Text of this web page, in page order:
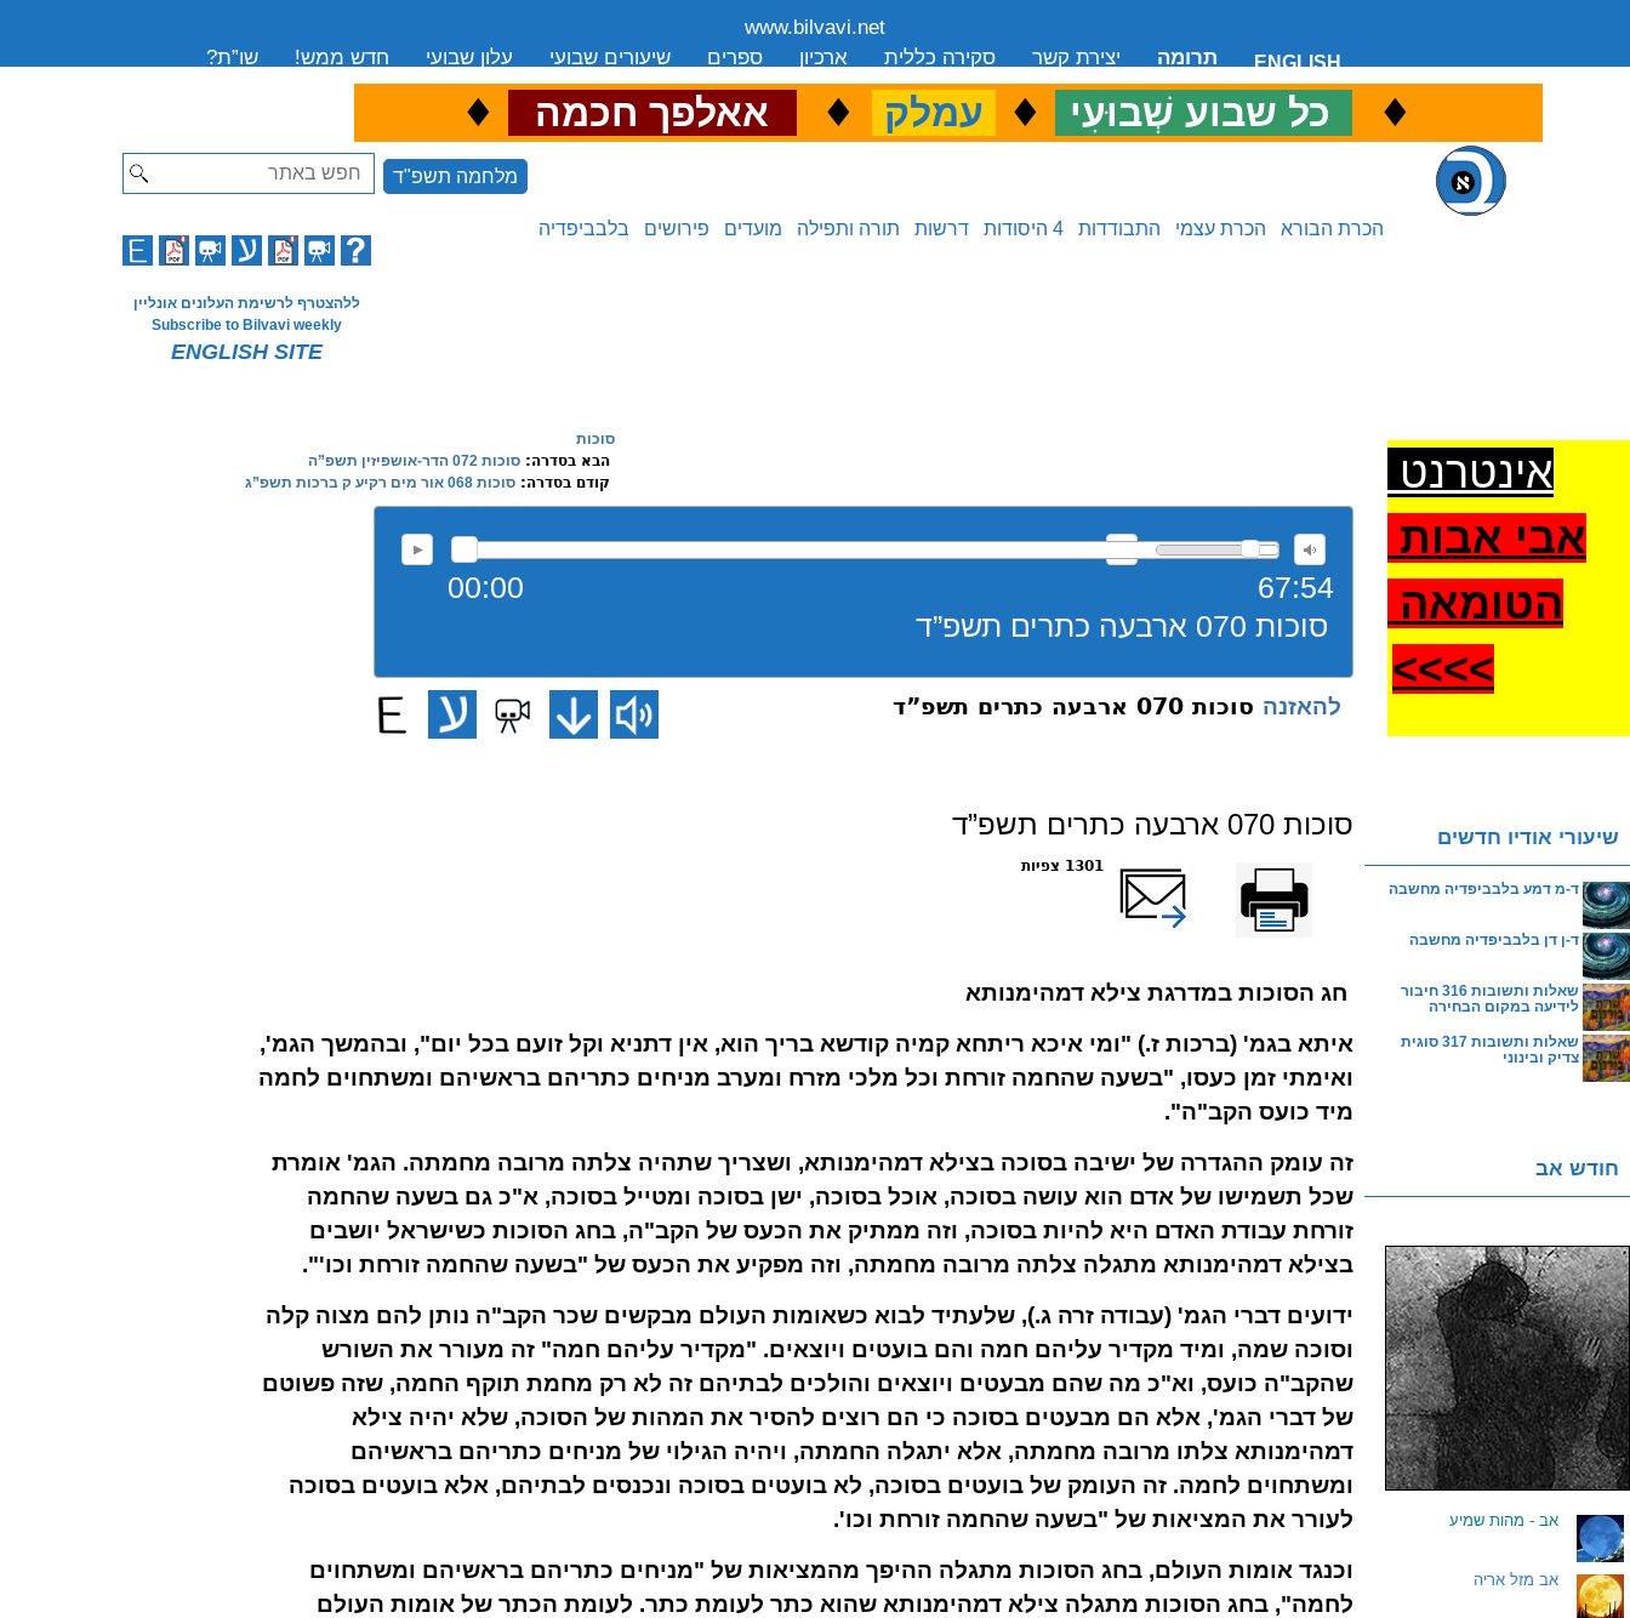
www.bilvavi.net
שו”ת?
חדש ממש! עלון שבועי שיעורים שבועי ספרים ארכיון סקירה כללית יצירת קשר תרומה ENGLISH
♦ כל שבוע שְׁבוּעִי ♦ עמלק ♦ אאלפך חכמה ♦
Search
מלחמה תשפ"ד
הכרת הבורא הכרת עצמי התבודדות 4 היסודות דרשות תורה ותפילה מועדים פירושים בלבביפדיה
ללהצטרף לרשימת העלונים אונליין
Subscribe to Bilvavi weekly
ENGLISH SITE
סוכות
הבא בסדרה:סוכות 072 הדר-אושפיזין תשפ”ה
קודם בסדרה:סוכות 068 אור מים רקיע ק ברכות תשפ”ג
00:00
67:54
סוכות 070 ארבעה כתרים תשפ”ד
להאזנה סוכות 070 ארבעה כתרים תשפ”ד
סוכות 070 ארבעה כתרים תשפ”ד
1301 צפיות שלח דף במייל
חג הסוכות במדרגת צילא דמהימנותא
איתא בגמ' (ברכות ז.) "ומי איכא ריתחא קמיה קודשא בריך הוא, אין דתניא וקל זועם בכל יום", ובהמשך הגמ',
ואימתי זמן כעסו, "בשעה שהחמה זורחת וכל מלכי מזרח ומערב מניחים כתריהם בראשיהם ומשתחוים לחמה
מיד כועס הקב"ה".
זה עומק ההגדרה של ישיבה בסוכה בצילא דמהימנותא, ושצריך שתהיה צלתה מרובה מחמתה. הגמ' אומרת
שכל תשמישו של אדם הוא עושה בסוכה, אוכל בסוכה, ישן בסוכה ומטייל בסוכה, א"כ גם בשעה שהחמה
זורחת עבודת האדם היא להיות בסוכה, וזה ממתיק את הכעס של הקב"ה, בחג הסוכות כשישראל יושבים
בצילא דמהימנותא מתגלה צלתה מרובה מחמתה, וזה מפקיע את הכעס של "בשעה שהחמה זורחת וכו'".
ידועים דברי הגמ' (עבודה זרה ג.), שלעתיד לבוא כשאומות העולם מבקשים שכר הקב"ה נותן להם מצוה קלה
וסוכה שמה, ומיד מקדיר עליהם חמה והם בועטים ויוצאים. "מקדיר עליהם חמה" זה מעורר את השורש
שהקב"ה כועס, וא"כ מה שהם מבעטים ויוצאים והולכים לבתיהם זה לא רק מחמת תוקף החמה, שזה פשוטם
של דברי הגמ', אלא הם מבעטים בסוכה כי הם רוצים להסיר את המהות של הסוכה, שלא יהיה צילא
דמהימנותא צלתו מרובה מחמתה, אלא יתגלה החמתה, ויהיה הגילוי של מניחים כתריהם בראשיהם
ומשתחוים לחמה. זה העומק של בועטים בסוכה, לא בועטים בסוכה ונכנסים לבתיהם, אלא בועטים בסוכה
לעורר את המציאות של "בשעה שהחמה זורחת וכו'.
וכנגד אומות העולם, בחג הסוכות מתגלה ההיפך מהמציאות של "מניחים כתריהם בראשיהם ומשתחוים
לחמה", בחג הסוכות מתגלה צילא דמהימנותא שהוא כתר לעומת כתר. לעומת הכתר של אומות העולם
אינטרנט
אבי אבות
הטומאה
>>>
>
שיעורי אודיו חדשים
ד-מ דמע בלבביפדיה מחשבה
ד-ן דן בלבביפדיה מחשבה
שאלות ותשובות 316 חיבור
לידיעה במקום הבחירה
שאלות ותשובות 317 סוגית
צדיק ובינוני
חודש אב
אב - מהות שמיע
אב מזל אריה